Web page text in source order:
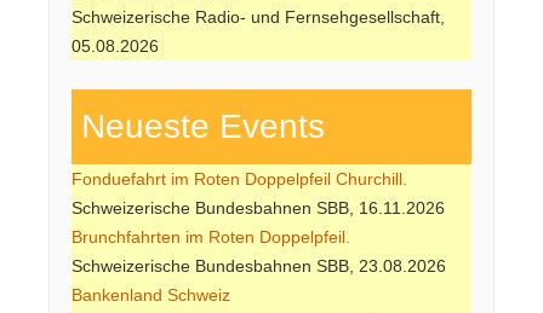
Schweizerische Radio- und Fernsehgesellschaft,
05.08.2026
Neueste Events
Fonduefahrt im Roten Doppelpfeil Churchill.
Schweizerische Bundesbahnen SBB, 16.11.2026
Brunchfahrten im Roten Doppelpfeil.
Schweizerische Bundesbahnen SBB, 23.08.2026
Bankenland Schweiz